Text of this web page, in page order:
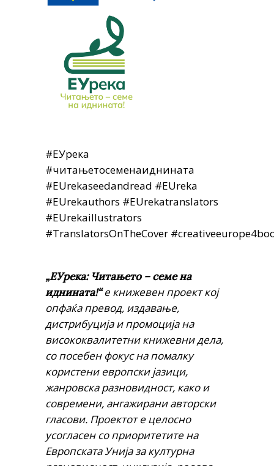
#ЕУрека
#читањетосеменаиднината
#EUrekaseedandread #EUreka
#EUrekauthors #EUrekatranslators
#EUrekaillustrators
#TranslatorsOnTheCover
„ЕУрека: Читањето – семе на
иднината!“е книжевен проект кој
опфаќа превод, издавање,
дистрибуција и промоција на
висококвалитетни книжевни дела,
со посебен фокус на помалку
користени европски јазици,
жанровска разновидност, како и
современи, ангажирани авторски
гласови. Проектот е целосно
усогласен со приоритетите на
Европската Унија за културна